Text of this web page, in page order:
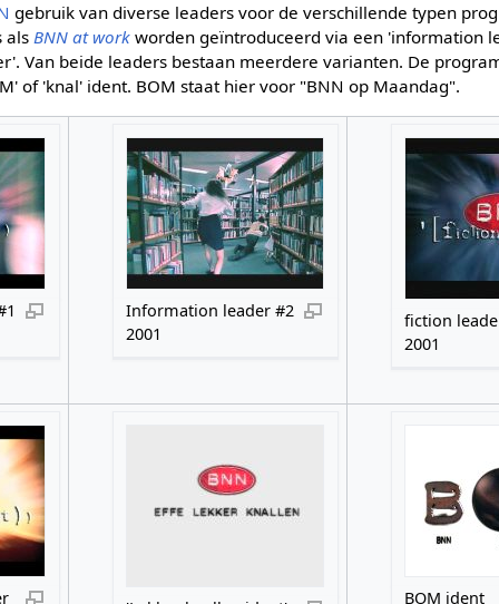
gebruik van diverse leaders voor de verschillende typen
alsBNN at work worden geïntroduceerd via een 'information
Van beide leaders bestaan meerdere varianten. De
of 'knal' ident. BOM staat hier voor "BNN op Maandag".
Information leader #2
2001
fiction
2001
BOM ident